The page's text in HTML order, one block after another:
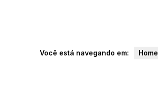
Você está navegando em: Home